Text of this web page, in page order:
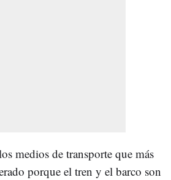
medios de transporte que más
porque el tren y el barco son